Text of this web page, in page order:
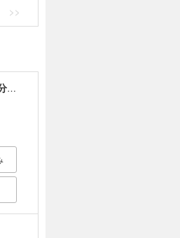
>>
ラストバトルのそのあとで レベル99のズタボロ勇者はメンタルケアの旅に出る 分冊版